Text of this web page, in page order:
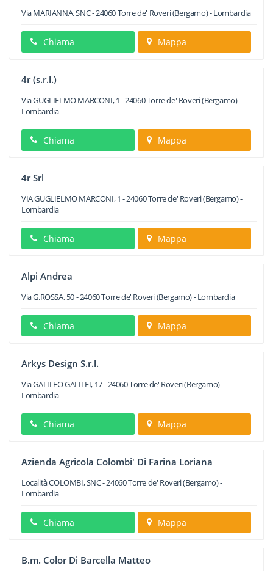
Via MARIANNA, SNC-24060Torre de' Roveri(Bergamo) -Lombardia
Chiama Mappa
4r (s.r.l.)
Via GUGLIELMO MARCONI, 1 -24060Torre de' Roveri(Bergamo) -
Lombardia
Chiama Mappa
4r Srl
VIA GUGLIELMO MARCONI, 1 -24060Torre de' Roveri(Bergamo) -
Lombardia
Chiama Mappa
Alpi Andrea
Via G.ROSSA, 50-24060Torre de' Roveri(Bergamo) -Lombardia
Chiama Mappa
Arkys Design S.r.l.
Via GALILEO GALILEI, 17-24060Torre de' Roveri(Bergamo) -
Lombardia
Chiama Mappa
Azienda Agricola Colombi' Di Farina Loriana
Località COLOMBI, SNC-24060Torre de' Roveri(Bergamo) -
Lombardia
Chiama Mappa
B.m. Color Di Barcella Matteo